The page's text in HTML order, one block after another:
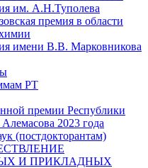
им. А.Н.Туполева
премия в области
имени В.В. Марковникова
РТ
премии Республики
2023 года
(постдокторантам)
И ПРИКЛАДНЫХ